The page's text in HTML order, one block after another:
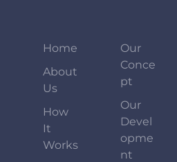
Home
About
Us
How
It
Works
Our
Conce
Pt
Our
Devel
Opme
Nt